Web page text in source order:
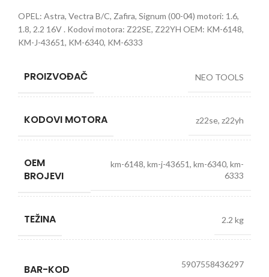
OPEL: Astra, Vectra B/C, Zafira, Signum (00-04) motori: 1.6,
1.8, 2.2 16V . Kodovi motora: Z22SE, Z22YH OEM: KM-6148,
KM-J-43651, KM-6340, KM-6333
PROIZVOĐAČ NEO TOOLS
KODOVI MOTORA z22se, z22yh
OEM
BROJEVI
km-6148, km-j-43651, km-6340, km-
6333
TEŽINA 2.2 kg
BAR-KOD 5907558436297